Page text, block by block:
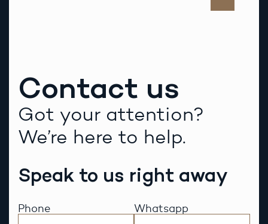
Contact us
Got your attention?
We’re here to help.
Speak to us right away
Phone Whatsapp